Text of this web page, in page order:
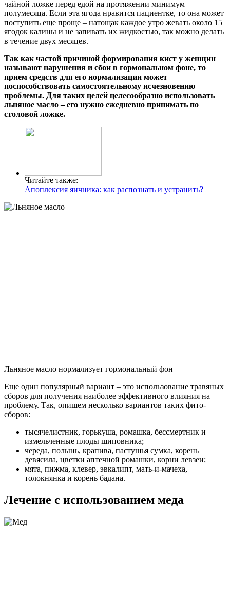
чайной ложке перед едой на протяжении минимум
полумесяца. Если эта ягода нравится пациентке, то она может
поступить еще проще – натощак каждое утро жевать около 15
ягодок калины и не запивать их жидкостью, так можно делать
в течение двух месяцев.
Так как частой причиной формирования кист у женщин
называют нарушения и сбои в гормональном фоне, то
прием средств для его нормализации может
поспособствовать самостоятельному исчезновению
проблемы. Для таких целей целесообразно использовать
льняное масло – его нужно ежедневно принимать по
столовой ложке.
Читайте также:
Апоплексия яичника: как распознать и устранить?
Льняное масло нормализует гормональный фон
Еще один популярный вариант – это использование травяных
сборов для получения наиболее эффективного влияния на
проблему. Так, опишем несколько вариантов таких фито-
сборов:
тысячелистник, горькуша, ромашка, бессмертник и
измельченные плоды шиповника;
череда, полынь, крапива, пастушья сумка, корень
девясила, цветки аптечной ромашки, корни левзеи;
мята, пижма, клевер, эвкалипт, мать-и-мачеха,
толокнянка и корень бадана.
Лечение с использованием меда